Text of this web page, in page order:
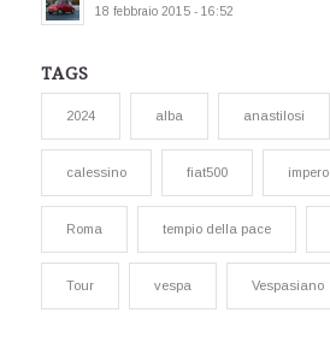
18 febbraio 2015 - 16:52
TAGS
2024 alba anastilosi
calessino fiat500 impero
Roma tempio della pace
Tour vespa Vespasiano